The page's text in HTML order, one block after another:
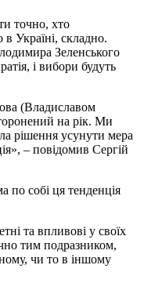
точно, хто
в Україні, складно.
Зеленського
і вибори будуть
(Владиславом
на рік. Ми
рішення усунути мера
– повідомив Сергій
по собі ця тенденція
та впливові у своїх
тим подразником,
чи то в іншому